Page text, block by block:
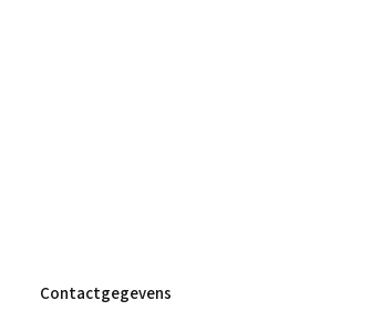
Contactgegevens